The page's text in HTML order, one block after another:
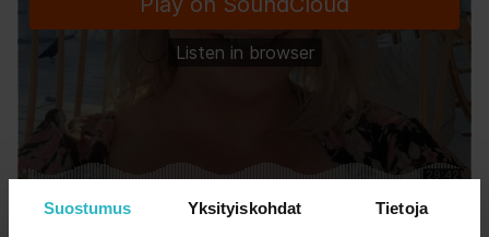
Suostumus Yksityiskohdat Tietoja